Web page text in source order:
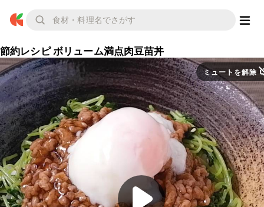
節約レシピ ボリューム満点肉豆苗丼
ミュートを解除